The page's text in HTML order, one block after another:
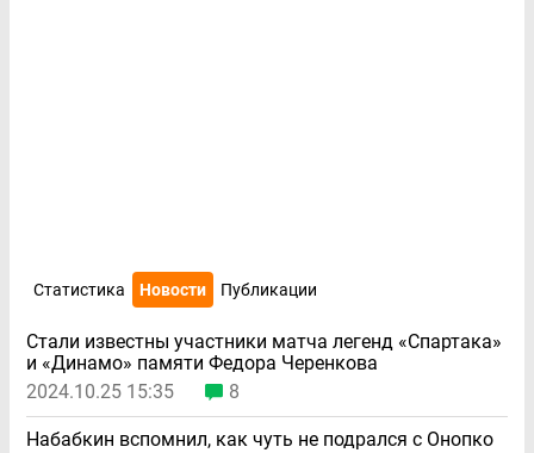
Статистика Новости Публикации
Стали известны участники матча легенд «Спартака»
и «Динамо» памяти Федора Черенкова
2024.10.25 15:35
8
Набабкин вспомнил, как чуть не подрался с Онопко